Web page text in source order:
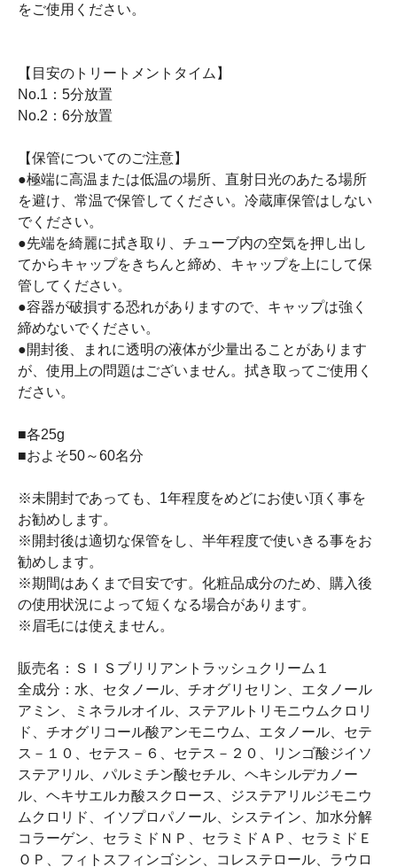
をご使用ください。
【目安のトリートメントタイム】
No.1：5分放置
No.2：6分放置
【保管についてのご注意】
●極端に高温または低温の場所、直射日光のあたる場所
を避け、常温で保管してください。冷蔵庫保管はしない
でください。
●先端を綺麗に拭き取り、チューブ内の空気を押し出し
てからキャップをきちんと締め、キャップを上にして保
管してください。
●容器が破損する恐れがありますので、キャップは強く
締めないでください。
●開封後、まれに透明の液体が少量出ることがあります
が、使用上の問題はございません。拭き取ってご使用く
ださい。
■各25g
■およそ50～60名分
※未開封であっても、1年程度をめどにお使い頂く事を
お勧めします。
※開封後は適切な保管をし、半年程度で使いきる事をお
勧めします。
※期間はあくまで目安です。化粧品成分のため、購入後
の使用状況によって短くなる場合があります。
※眉毛には使えません。
販売名：ＳＩＳブリリアントラッシュクリーム１
全成分：水、セタノール、チオグリセリン、エタノール
アミン、ミネラルオイル、ステアルトリモニウムクロリ
ド、チオグリコール酸アンモニウム、エタノール、セテ
ス－１０、セテス－６、セテス－２０、リンゴ酸ジイソ
ステアリル、パルミチン酸セチル、ヘキシルデカノー
ル、ヘキサエルカ酸スクロース、ジステアリルジモニウ
ムクロリド、イソプロパノール、システイン、加水分解
コラーゲン、セラミドＮＰ、セラミドＡＰ、セラミドＥ
ＯＰ、フィトスフィンゴシン、コレステロール、ラウロ